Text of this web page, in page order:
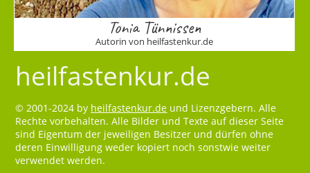
Tonia Tünnissen
Autorin von heilfastenkur.de
heilfastenkur.de
© 2001-2024 by heilfastenkur.de und Lizenzgebern. Alle
Rechte vorbehalten. Alle Bilder und Texte auf dieser Seite
sind Eigentum der jeweiligen Besitzer und dürfen ohne
deren Einwilligung weder kopiert noch sonstwie weiter
verwendet werden.